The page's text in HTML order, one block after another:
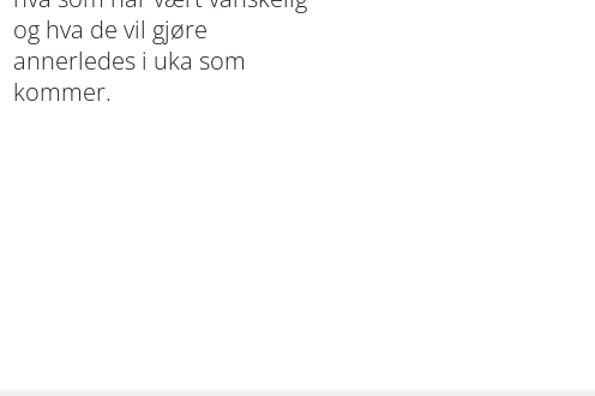
og hva de vil gjøre
annerledes i uka som
kommer.